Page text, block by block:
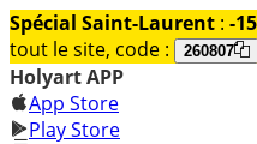
Spécial Saint-Laurent : -
tout le site, code :
260807
Holyart APP
App Store
Play Store